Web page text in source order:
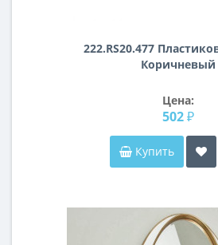
222.RS20.477
Коричневый
Цена:
502 ₽
Купить